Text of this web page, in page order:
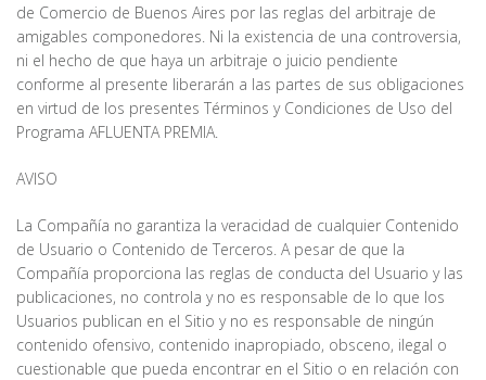
de Comercio de Buenos Aires por las reglas del arbitraje de
amigables componedores. Ni la existencia de una controversia,
ni el hecho de que haya un arbitraje o juicio pendiente
conforme al presente liberarán a las partes de sus obligaciones
en virtud de los presentes Términos y Condiciones de Uso del
Programa AFLUENTA PREMIA.
AVISO
La Compañía no garantiza la veracidad de cualquier Contenido
de Usuario o Contenido de Terceros. A pesar de que la
Compañía proporciona las reglas de conducta del Usuario y las
publicaciones, no controla y no es responsable de lo que los
Usuarios publican en el Sitio y no es responsable de ningún
contenido ofensivo, contenido inapropiado, obsceno, ilegal o
cuestionable que pueda encontrar en el Sitio o en relación con